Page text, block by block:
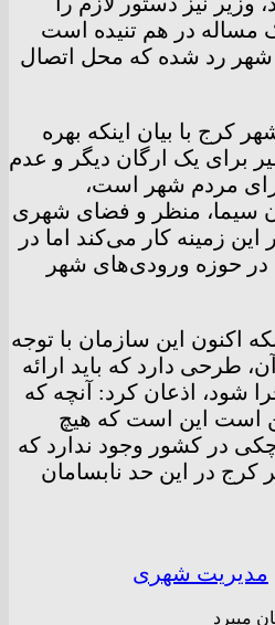
مساله در هم تنیده است
شهر رد شده که محل اتصال
کرج با بیان اینکه بهره
برای یک ارگان دیگر و عدم
مردم شهر است،
سیما، منظر و فضای شهری
زمینه کار می‌کند اما در
در حوزه ورودی‌های شهر
اکنون این سازمان با توجه
طرحی دارد که باید ارائه
شود، اذعان کرد: آنچه که
است این است که هیچ
در کشور وجود ندارد که
کرج در این حد نابسامان
مدیریت شهری